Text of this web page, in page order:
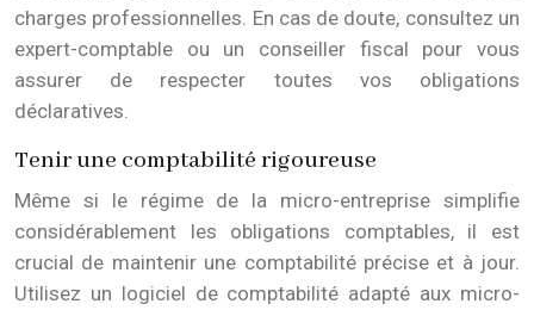
charges professionnelles. En cas de doute, consultez un
expert-comptable ou un conseiller fiscal pour vous
assurer de respecter toutes vos obligations
déclaratives.
Tenir une comptabilité rigoureuse
Même si le régime de la micro-entreprise simplifie
considérablement les obligations comptables, il est
crucial de maintenir une comptabilité précise et à jour.
Utilisez un logiciel de comptabilité adapté aux micro-